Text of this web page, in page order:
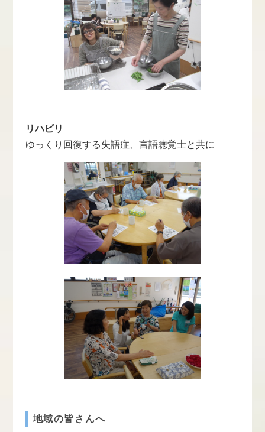
リハビリ
ゆっくり回復する失語症、言語聴覚士と共に
地域の皆さんへ